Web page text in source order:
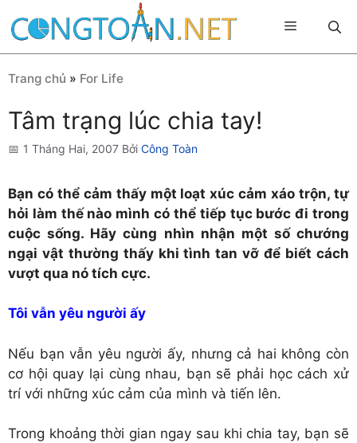
đến
Menu
Trang chủ » For Life
Tâm trạng lúc chia tay!
1 Tháng Hai, 2007 Bởi Công Toàn
Bạn có thể cảm thấy một loạt xúc cảm xáo trộn, tự
hỏi làm thế nào mình có thể tiếp tục bước đi trong
cuộc sống. Hãy cùng nhìn nhận một số chướng
ngại vật thường thấy khi tình tan vỡ để biết cách
vượt qua nó tích cực.
Tôi vẫn yêu người ấy
Nếu bạn vẫn yêu người ấy, nhưng cả hai không còn
cơ hội quay lại cùng nhau, bạn sẽ phải học cách xử
trí với những xúc cảm của mình và tiến lên.
Trong khoảng thời gian ngay sau khi chia tay, bạn sẽ